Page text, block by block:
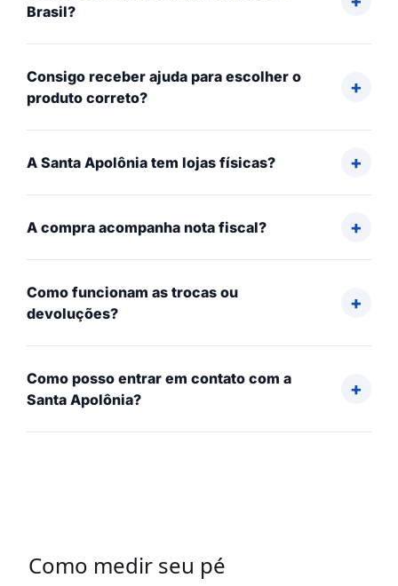
Brasil?
Consigo receber ajuda para escolher o
produto correto?
A Santa Apolônia tem lojas físicas?
A compra acompanha nota fiscal?
Como funcionam as trocas ou
devoluções?
Como posso entrar em contato com a
Santa Apolônia?
Como medir seu pé